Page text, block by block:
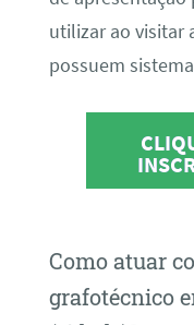
utilizar ao visitar
possuem
Como atuar
grafotécnico